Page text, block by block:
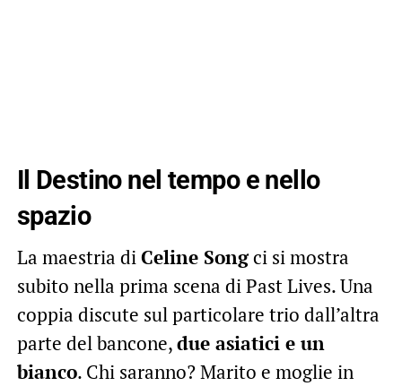
Il Destino nel tempo e nello
spazio
La maestria diCeline Songci si mostra
subito nella prima scena di Past Lives. Una
coppia discute sul particolare trio dall’altra
parte del bancone,due asiatici e un
bianco. Chi saranno? Marito e moglie in